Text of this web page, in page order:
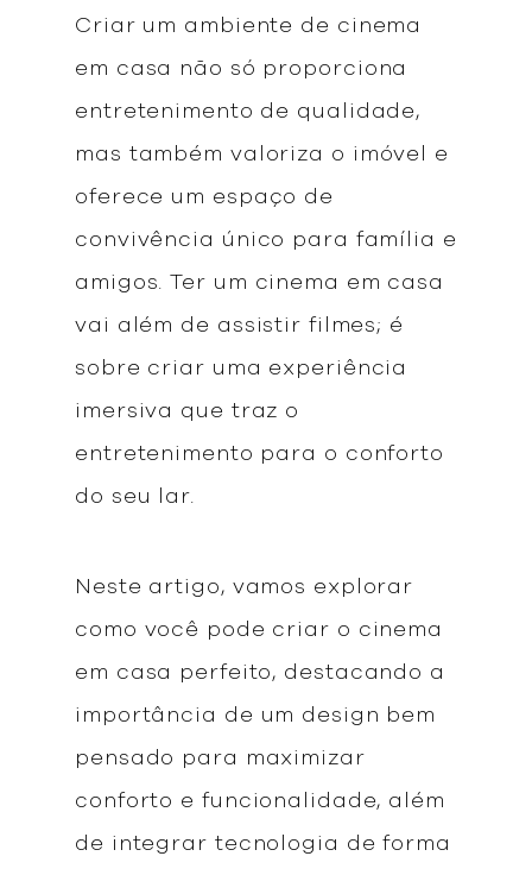
Criar um ambiente de cinema
em casa não só proporciona
entretenimento de qualidade,
mas também valoriza o imóvel e
oferece um espaço de
convivência único para família e
amigos. Ter um cinema em casa
vai além de assistir filmes; é
sobre criar uma experiência
imersiva que traz o
entretenimento para o conforto
do seu lar.
Neste artigo, vamos explorar
como você pode criar o cinema
em casa perfeito, destacando a
importância de um design bem
pensado para maximizar
conforto e funcionalidade, além
de integrar tecnologia de forma